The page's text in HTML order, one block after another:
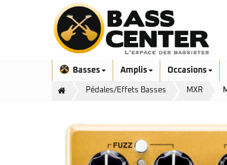
Basses Amplis Occasions
Pédales/Effets Basses MXR